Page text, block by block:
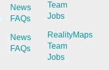
News
FAQs
News
FAQs
Team
Jobs
RealityMaps
Team
Jobs